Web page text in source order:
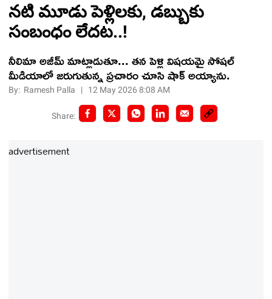
నటి మూడు పెళ్లిలకు, డబ్బుకు
సంబంధం లేదట..!
నీలిమా అజీమ్ మాట్లాడుతూ... తన పెళ్లి విషయమై సోషల్‌
మీడియాలో జరుగుతున్న ప్రచారం చూసి షాక్ అయ్యాను.
By: Ramesh Palla | 12 May 2026 8:08 AM
Share:
advertisement